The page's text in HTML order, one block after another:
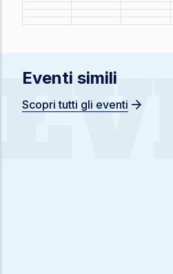
Eventi simili
Scopri tutti gli eventi